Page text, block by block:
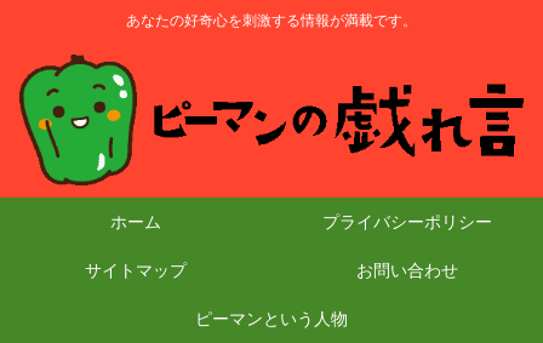
あなたの好奇心を刺激する情報が満載です。
ホーム プライバシーポリシー
サイトマップ お問い合わせ
ピーマンという人物